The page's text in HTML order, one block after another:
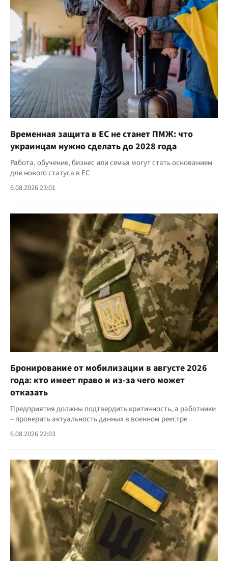
Временная защита в ЕС не станет ПМЖ: что
украинцам нужно сделать до 2028 года
Работа, обучение, бизнес или семья могут стать основанием
для нового статуса в ЕС
6.08.2026 23:01
Бронирование от мобилизации в августе 2026
года: кто имеет право и из-за чего может
отказать
Предприятия должны подтвердить критичность, а работники
– проверить актуальность данных в военном реестре
6.08.2026 22:03